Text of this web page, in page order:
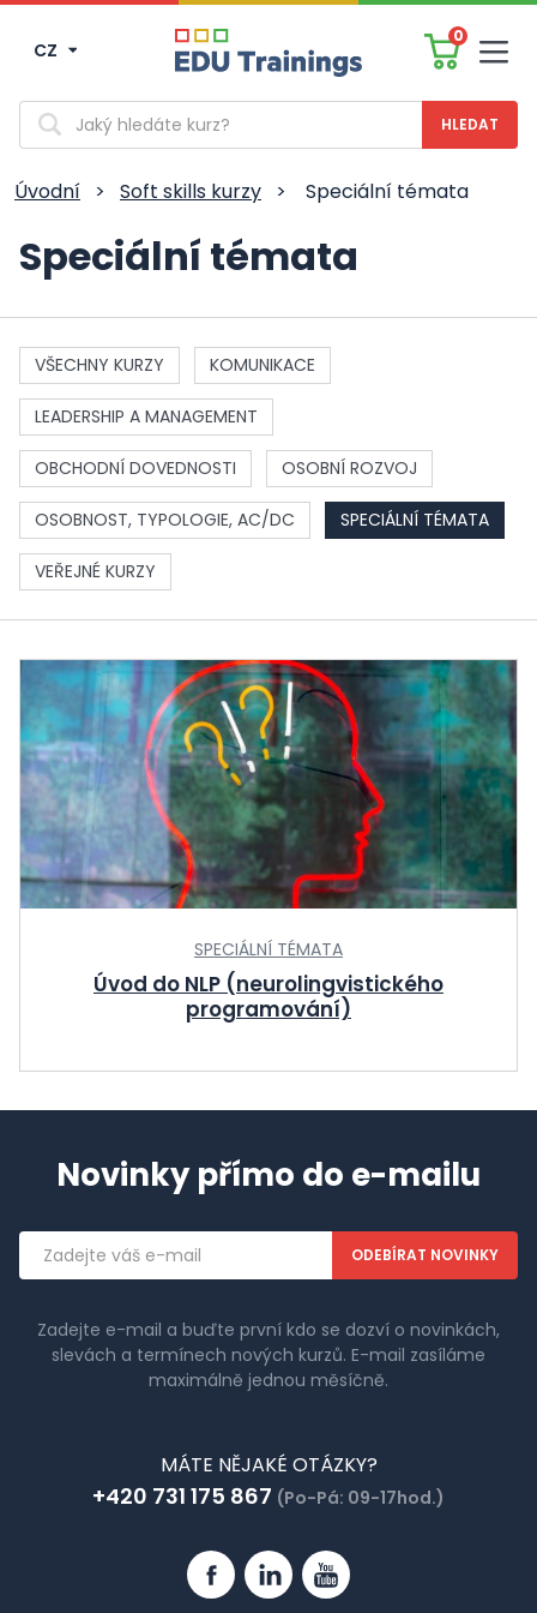
CZ
0
Vyhledávání
Úvodní > Soft skills kurzy > Speciální témata
Speciální témata
VŠECHNY KURZY KOMUNIKACE
LEADERSHIP A MANAGEMENT
OBCHODNÍ DOVEDNOSTI OSOBNÍ ROZVOJ
OSOBNOST, TYPOLOGIE, AC/DC SPECIÁLNÍ TÉMATA
VEŘEJNÉ KURZY
SPECIÁLNÍ TÉMATA
Úvod do NLP (neurolingvistického
programování)
Novinky přímo do e-mailu
Emailová
adresa
Zadejte e-mail a buďte první kdo se dozví o novinkách,
slevách a termínech nových kurzů. E-mail zasíláme
maximálně jednou měsíčně.
MÁTE NĚJAKÉ OTÁZKY?
+420 731 175 867 (Po-Pá: 09-17hod.)
FacebookLinkedinYouTube